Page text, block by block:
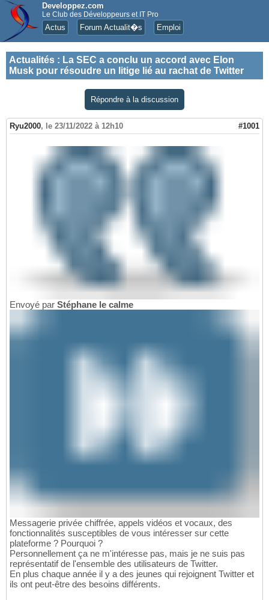
Developpez.com
Le Club des Développeurs et IT Pro
Actus Forum Actualit�s Emploi
Actualités : La SEC a conclu un accord avec Elon
Musk pour résoudre un litige lié au rachat de Twitter
Répondre à la discussion
Ryu2000, le 23/11/2022 à 12h10 #1001
Envoyé par Stéphane le calme
Messagerie privée chiffrée, appels vidéos et vocaux, des
fonctionnalités susceptibles de vous intéresser sur cette
plateforme ? Pourquoi ?
Personnellement ça ne m'intéresse pas, mais je ne suis pas
représentatif de l'ensemble des utilisateurs de Twitter.
En plus chaque année il y a des jeunes qui rejoignent Twitter et
ils ont peut-être des besoins différents.